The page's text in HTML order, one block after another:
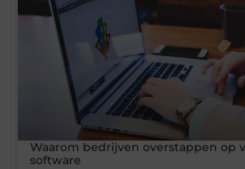
Waarom bedrijven overstappen op
software